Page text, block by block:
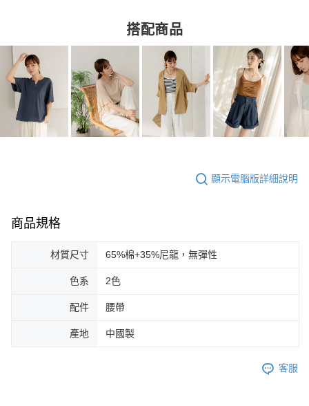
搭配商品
顯示電腦版詳細說明
商品規格
材質尺寸 65%棉+35%尼龍，無彈性
色系 2色
配件 腰帶
產地 中國製
客服